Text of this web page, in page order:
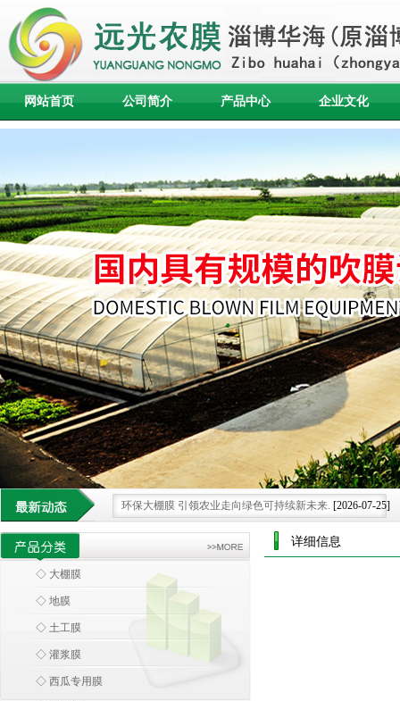
网站首页 公司简介 产品中心 企业文化
环保大棚膜 引领农业走向绿色可持续新未来. [2026-07-25]
大棚膜 绿色革命下的农业可持续发展膜范
科技领航 大棚膜为农业发展注入创新膜力[2026-06-28]
借科技之力 大棚膜重塑现代农业种植新格局.
大棚膜 科技浪潮中农业设施的智慧蜕变
◇ 大棚膜
◇ 地膜
◇ 土工膜
◇ 灌浆膜
◇ 西瓜专用膜
详细信息